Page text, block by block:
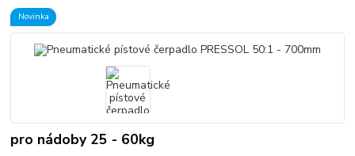
Novinka
pro nádoby 25 - 60kg